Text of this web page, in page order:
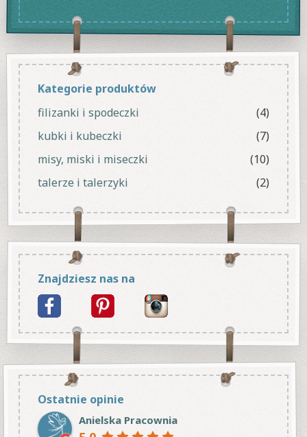
Kategorie produktów
filizanki i spodeczki
(4)
kubki i kubeczki
(7)
misy, miski i miseczki
(10)
talerze i talerzyki
(2)
Znajdziesz nas na
Ostatnie opinie
Anielska Pracownia